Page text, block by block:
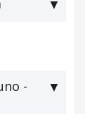
▼
-
▼